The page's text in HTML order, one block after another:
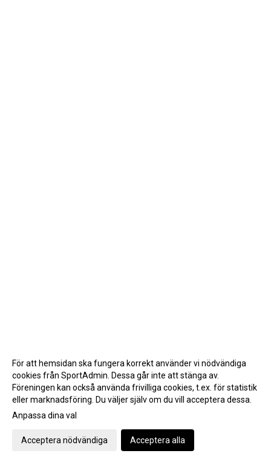
Gå till Webbversion
För att hemsidan ska fungera korrekt använder vi nödvändiga
cookies från SportAdmin. Dessa går inte att stänga av.
Föreningen kan också använda frivilliga cookies, t.ex. för statistik
eller marknadsföring. Du väljer själv om du vill acceptera dessa.
Anpassa dina val
Acceptera nödvändiga Acceptera alla